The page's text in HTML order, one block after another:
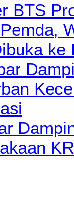
BTS
ke